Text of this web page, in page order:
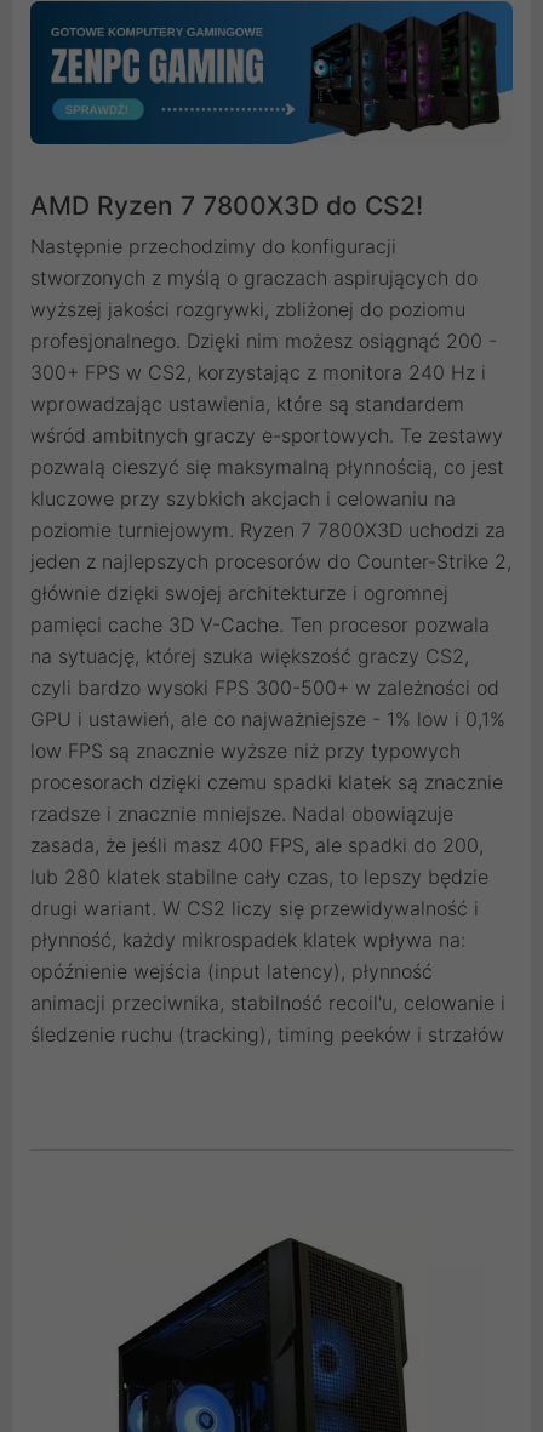
AMD Ryzen 7 7800X3D do CS2!
Następnie przechodzimy do konfiguracji
stworzonych z myślą o graczach aspirujących do
wyższej jakości rozgrywki, zbliżonej do poziomu
profesjonalnego. Dzięki nim możesz osiągnąć 200 -
300+ FPS w CS2, korzystając z monitora 240 Hz i
wprowadzając ustawienia, które są standardem
wśród ambitnych graczy e-sportowych. Te zestawy
pozwalą cieszyć się maksymalną płynnością, co jest
kluczowe przy szybkich akcjach i celowaniu na
poziomie turniejowym. Ryzen 7 7800X3D uchodzi za
jeden z najlepszych procesorów do Counter-Strike 2,
głównie dzięki swojej architekturze i ogromnej
pamięci cache 3D V-Cache. Ten procesor pozwala
na sytuację, której szuka większość graczy CS2,
czyli bardzo wysoki FPS 300-500+ w zależności od
GPU i ustawień, ale co najważniejsze - 1% low i 0,1%
low FPS są znacznie wyższe niż przy typowych
procesorach dzięki czemu spadki klatek są znacznie
rzadsze i znacznie mniejsze. Nadal obowiązuje
zasada, że jeśli masz 400 FPS, ale spadki do 200,
lub 280 klatek stabilne cały czas, to lepszy będzie
drugi wariant. W CS2 liczy się przewidywalność i
płynność, każdy mikrospadek klatek wpływa na:
opóźnienie wejścia (input latency), płynność
animacji przeciwnika, stabilność recoil'u, celowanie i
śledzenie ruchu (tracking), timing peeków i strzałów